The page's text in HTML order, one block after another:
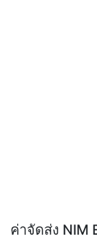
ค่าจัดส่ง NIM